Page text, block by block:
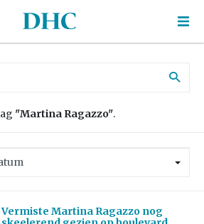
"Martina Ragazzo".
Vermiste Martina Ragazzo nog